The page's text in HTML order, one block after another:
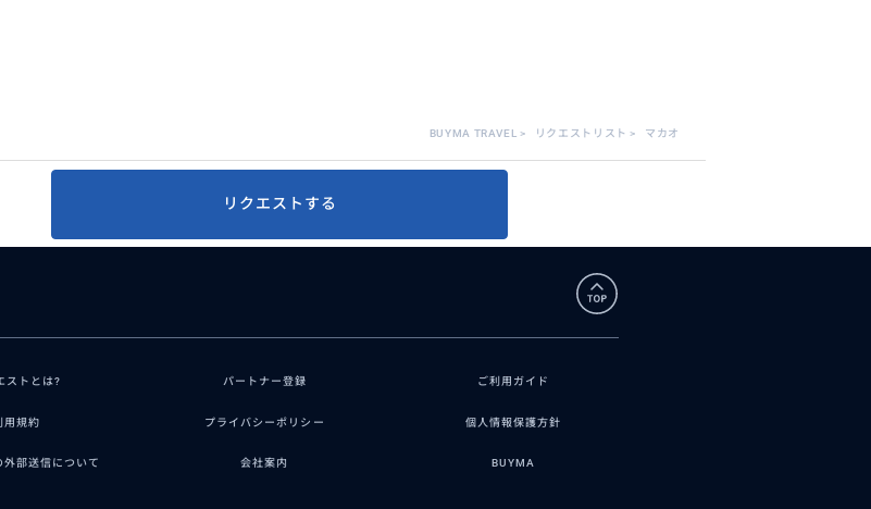
BUYMA TRAVEL > リクエストリスト > マカオ
リクエストする
ストとは? パートナー登録 ご利用ガイド
用規約 プライバシーポリシー 個人情報保護方針
外部送信について 会社案内 BUYMA